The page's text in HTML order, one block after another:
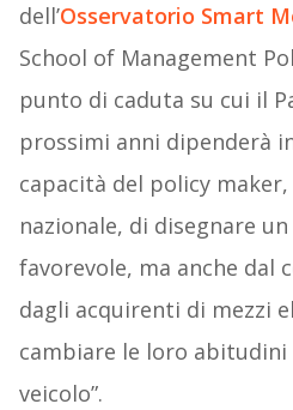
dell’Osservatorio Smart
School of Management
punto di caduta su cui il
prossimi anni dipenderà
capacità del policy
nazionale, di disegnare
favorevole, ma anche dal
dagli acquirenti di mezzi
cambiare le loro
veicolo”.